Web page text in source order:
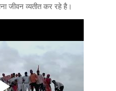
जीवन व्यतीत कर रहे है।